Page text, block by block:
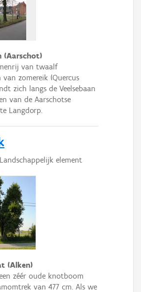
(Aarschot)
van twaalf
zomereik (Quercus
zich langs de Veelsebaan
van de Aarschotse
Langdorp.
Landschappelijk element
(Alken)
zéér oude knotboom
van 477 cm. Als we